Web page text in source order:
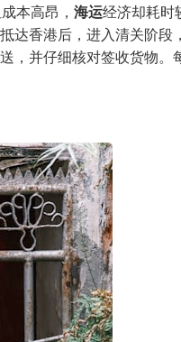
本高昂， 海运经济却耗时
达香港后，进入清关阶段
，并仔细核对签收货物。